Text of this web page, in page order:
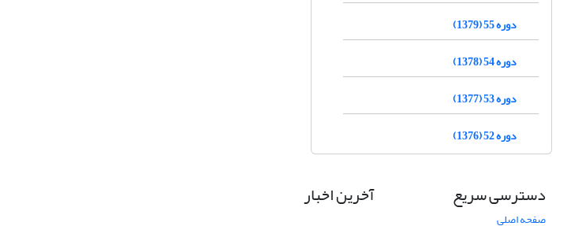
دوره 55 (1379)
دوره 54 (1378)
دوره 53 (1377)
دوره 52 (1376)
دسترسی سریع
صفحه اصلی
آخرین اخبار